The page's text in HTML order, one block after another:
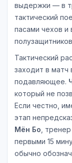
выдержки — в
тактический
пасами чехов и
Тактический
заходит в матч
подавляющее.
который не
Если честно,
этап
Мён Бо ,
первыми 15
обычно